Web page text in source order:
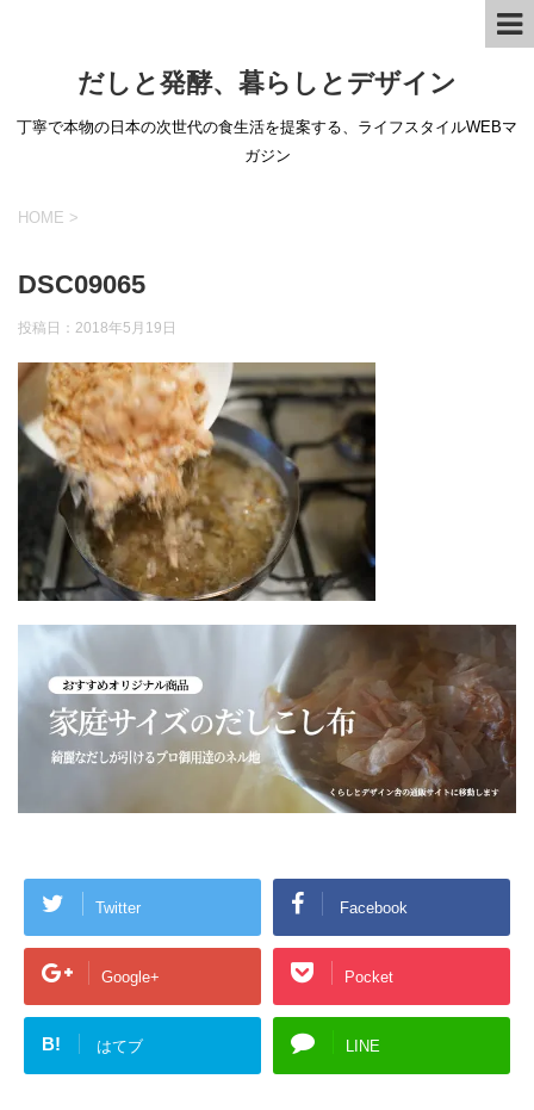
だしと発酵、暮らしとデザイン
丁寧で本物の日本の次世代の食生活を提案する、ライフスタイルWEBマ
ガジン
HOME >
DSC09065
投稿日： 2018年5月19日
Twitter Facebook
Google+ Pocket
B! はてブ LINE